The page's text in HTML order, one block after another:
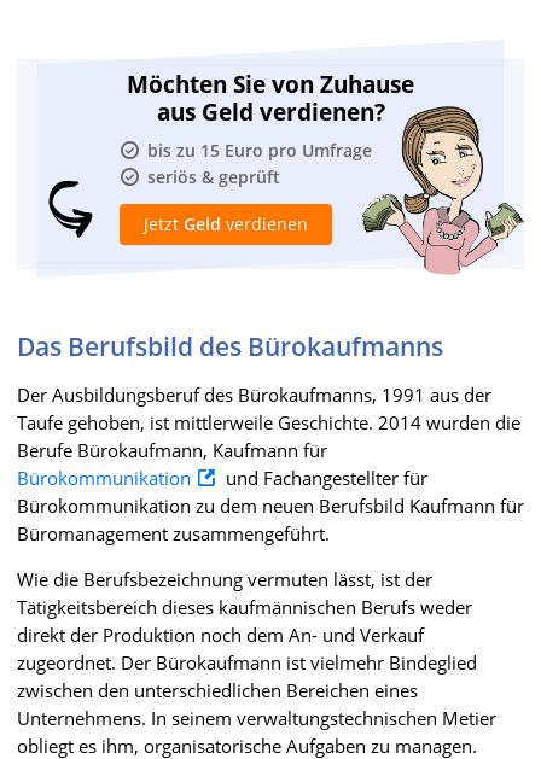
Möchten Sie von Zuhause
aus Geld verdienen?
bis zu 15 Euro pro Umfrage
seriös & geprüft
Jetzt Geld verdienen
Das Berufsbild des Bürokaufmanns
Der Ausbildungsberuf des Bürokaufmanns, 1991 aus der
Taufe gehoben, ist mittlerweile Geschichte. 2014 wurden die
Berufe Bürokaufmann, Kaufmann für
Bürokommunikation
und Fachangestellter für
Bürokommunikation zu dem neuen Berufsbild Kaufmann für
Büromanagement zusammengeführt.
Wie die Berufsbezeichnung vermuten lässt, ist der
Tätigkeitsbereich dieses kaufmännischen Berufs weder
direkt der Produktion noch dem An- und Verkauf
zugeordnet. Der Bürokaufmann ist vielmehr Bindeglied
zwischen den unterschiedlichen Bereichen eines
Unternehmens. In seinem verwaltungstechnischen Metier
obliegt es ihm, organisatorische Aufgaben zu managen.